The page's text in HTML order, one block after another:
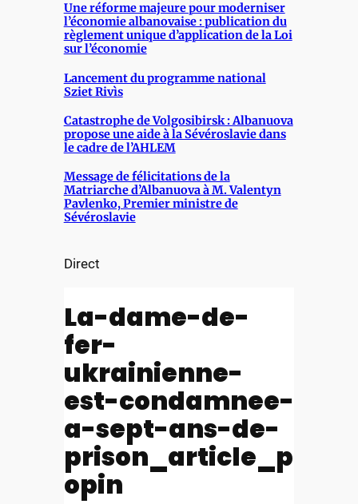
Une réforme majeure pour moderniser
l’économie albanovaise : publication du
règlement unique d’application de la Loi
sur l’économie
Lancement du programme national
Sziet Rivìs
Catastrophe de Volgosibirsk : Albanuova
propose une aide à la Sévéroslavie dans
le cadre de l’AHLEM
Message de félicitations de la
Matriarche d’Albanuova à M. Valentyn
Pavlenko, Premier ministre de
Sévéroslavie
Direct
La-dame-de-
fer-
ukrainienne-
est-condamnee-
a-sept-ans-de-
prison_article_p
opin